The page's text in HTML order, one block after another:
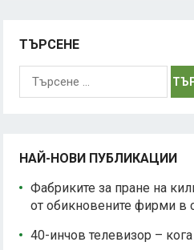
ТЪРСЕНЕ
Търсене
НАЙ-НОВИ ПУБЛИКАЦИИ
Фабриките за пране на
от обикновените фирми в
40-инчов телевизор –